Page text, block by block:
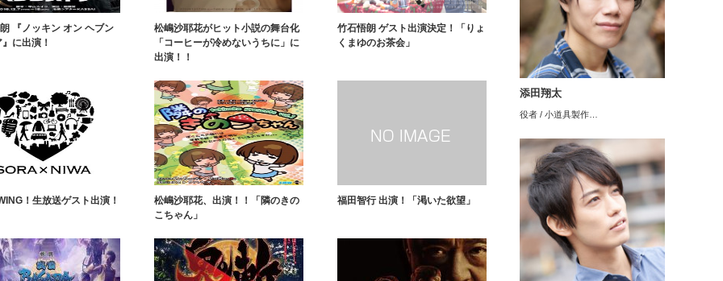
『ノッキン オン ヘブン
に出演！
松嶋沙耶花がヒット小説の舞台化
「コーヒーが冷めないうちに」に
出演！！
竹石悟朗 ゲスト出演決定！「りょ
くまゆのお茶会」
！生放送ゲスト出演！
松嶋沙耶花、出演！！「隣のきの
こちゃん」
福田智行 出演！「渇いた欲望」
添田翔太
役者 / 小道具製作…